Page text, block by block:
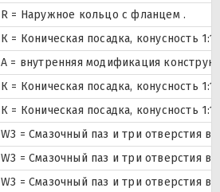
R = Наружное кольцо с фланцем .
К = Коническая посадка, конусность
A = внутренняя модификация
К = Коническая посадка, конусность
К = Коническая посадка, конусность
W3 = Смазочный паз и три отверстия
W3 = Смазочный паз и три отверстия
W3 = Смазочный паз и три отверстия